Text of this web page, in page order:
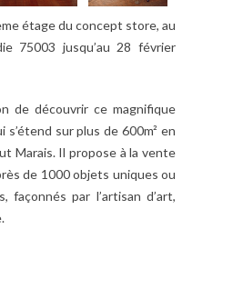
étage du concept store, au
75003 jusqu’au 28 février
de découvrir ce magnifique
sur plus de 600m² en
Marais. Il propose à la vente
de 1000 objets uniques ou
façonnés par l’artisan d’art,